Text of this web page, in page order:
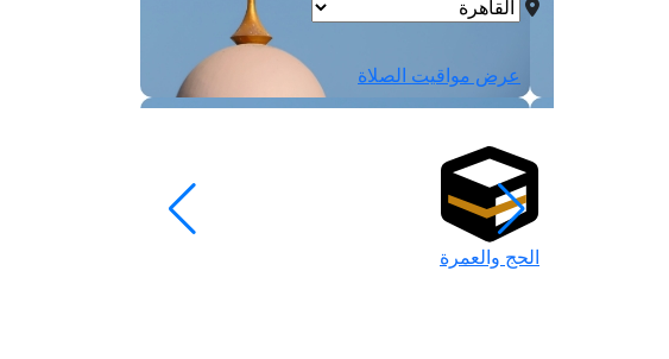
عرض مواقيت الصلاة
الحج والعمرة